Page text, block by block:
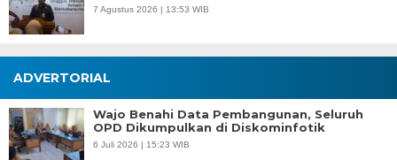
7 Agustus 2026 | 13:53 WIB
ADVERTORIAL
Wajo Benahi Data Pembangunan, Seluruh
OPD Dikumpulkan di Diskominfotik
6 Juli 2026 | 15:23 WIB